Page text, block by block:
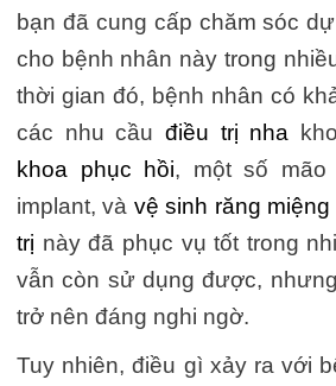
bạn đã cung cấp chăm sóc
cho bệnh nhân này trong
thời gian đó, bệnh nhân có
các nhu cầu điều trị nha
khoa phục hồi, một số mão
implant, và vệ sinh răng miệng
trị này đã phục vụ tốt trong
vẫn còn sử dụng được,
trở nên đáng nghi ngờ.
Tuy nhiên, điều gì xảy ra với